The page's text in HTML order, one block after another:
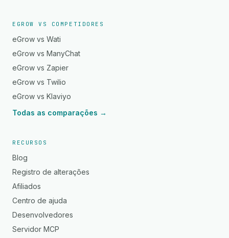
EGROW VS COMPETIDORES
eGrow vs Wati
eGrow vs ManyChat
eGrow vs Zapier
eGrow vs Twilio
eGrow vs Klaviyo
Todas as comparações →
RECURSOS
Blog
Registro de alterações
Afiliados
Centro de ajuda
Desenvolvedores
Servidor MCP